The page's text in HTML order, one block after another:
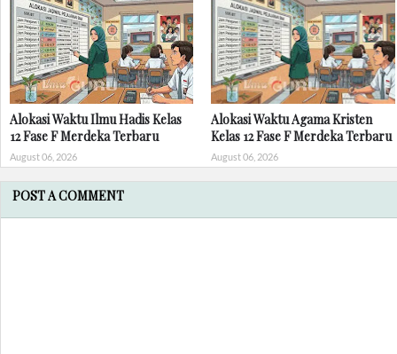
Alokasi Waktu Ilmu Hadis Kelas
12 Fase F Merdeka Terbaru
August 06, 2026
Alokasi Waktu Agama Kristen
Kelas 12 Fase F Merdeka Terbaru
August 06, 2026
POST A COMMENT